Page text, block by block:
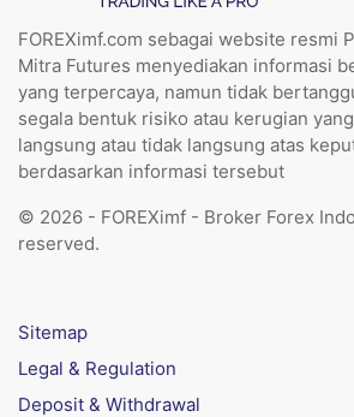
FOREXimf.com sebagai website resmi
Mitra Futures menyediakan informasi
yang terpercaya, namun tidak
segala bentuk risiko atau kerugian
langsung atau tidak langsung atas
berdasarkan informasi tersebut
© 2026 - FOREXimf - Broker Forex
reserved.
Sitemap
Legal & Regulation
Deposit & Withdrawal